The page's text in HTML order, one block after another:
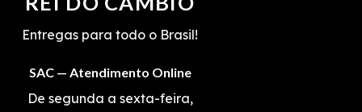
Entregas para todo o Brasil!
SAC — Atendimento Online
De segunda a sexta-feira,